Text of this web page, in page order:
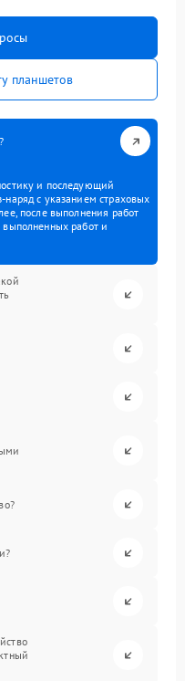
планшетов
и последующий
наряд с указанием страховых
после выполнения работ
работ и